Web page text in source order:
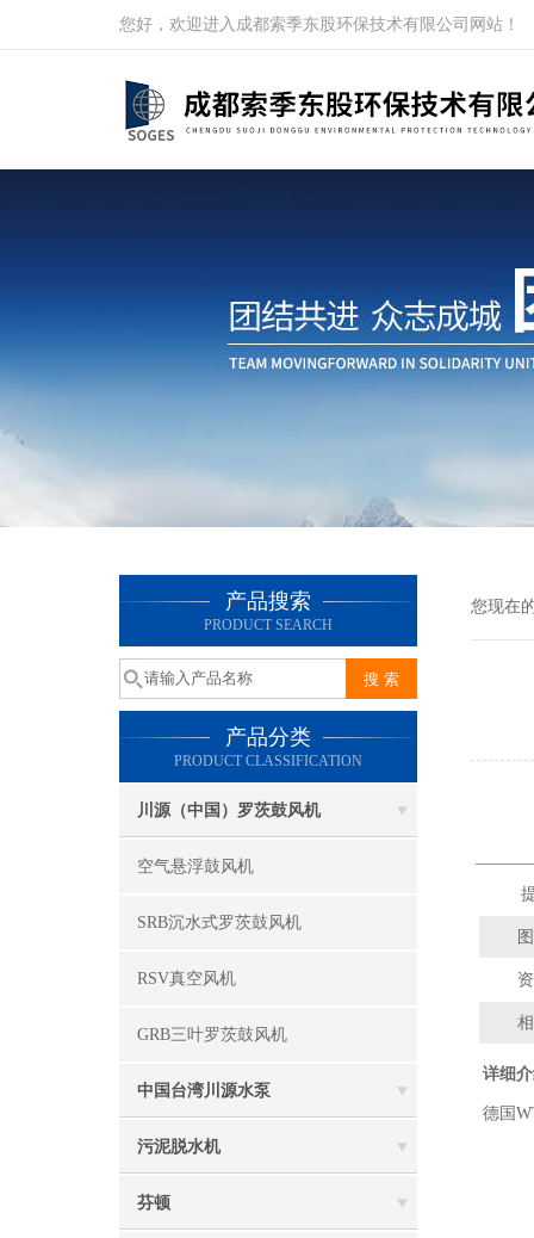
您好，欢迎进入成都索季东股环保技术有限公司网站！
产品搜索
PRODUCT SEARCH
产品分类
PRODUCT CLASSIFICATION
川源（中国）罗茨鼓风机
空气悬浮鼓风机
SRB沉水式罗茨鼓风机
RSV真空风机
GRB三叶罗茨鼓风机
中国台湾川源水泵
污泥脱水机
芬顿
您现在
详细
德国